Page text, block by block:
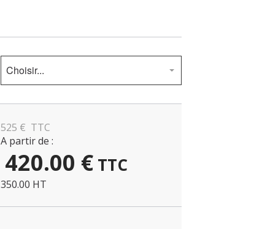
Choisir...
525 € TTC
A partir de :
420.00 € TTC
350.00 HT